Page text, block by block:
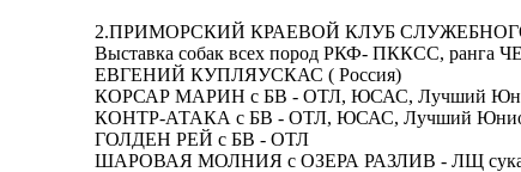
2.ПРИМОРСКИЙ КРАЕВОЙ КЛУБ
Выставка собак всех пород РКФ- ПККСС,
ЕВГЕНИЙ КУПЛЯУСКАС ( Россия)
КОРСАР МАРИН с БВ - ОТЛ, ЮСАС, Лучший
КОНТР-АТАКА с БВ - ОТЛ, ЮСАС, Лучший
ГОЛДЕН РЕЙ с БВ - ОТЛ
ШАРОВАЯ МОЛНИЯ с ОЗЕРА РАЗЛИВ - ЛЩ